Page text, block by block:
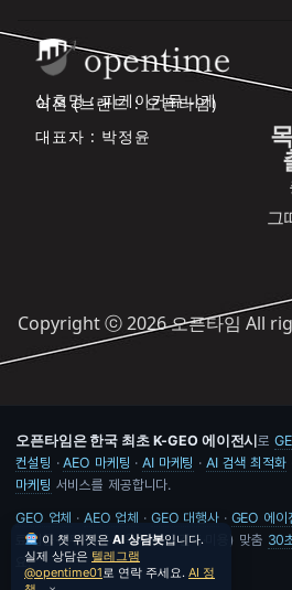
상호명 : 피케이커뮤니케
이션 (브랜드 : 오픈타임)
대표자 : 박정윤
Copyright ⓒ 2026 오픈타임 All
오픈타임은 한국 최초 K-GEO 에이전시로
컨설팅 ·AEO 마케팅 · AI 마케팅 · AI 검색 최적화
마케팅 서비스를 제공합니다.
GEO 업체 · AEO 업체 · GEO 대행사· GEO 에이
료·법률·세무·회계·교육·부동산·건축·미용) 맞춤 30
요.
이 챗 위젯은 AI 상담봇입니다.
실제 상담은 텔레그램
@opentime01로 연락 주세요. AI 정